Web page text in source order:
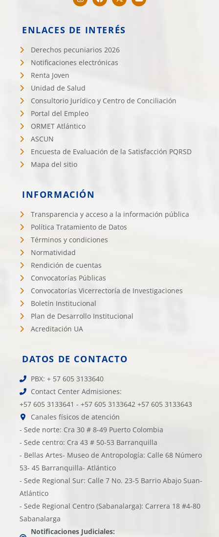
ENLACES DE INTERÉS
Derechos pecuniarios 2026
Notificaciones electrónicas
Renta Joven
Unidad de Salud
Consultorio Jurídico y Centro de Conciliación
Portal del Empleo
ORMET Atlántico
ASCUN
Encuesta de Evaluación de la Satisfacción PQRSD
Mapa del sitio
INFORMACIÓN
Transparencia y acceso a la información pública
Política Tratamiento de Datos
Términos y condiciones
Normatividad
Rendición de cuentas
Convocatorías Públicas
Convocatorías Vicerrectoría de Investigaciones
Boletín Institucional
Plan de Desarrollo Institucional
Acreditación UA
DATOS DE CONTACTO
PBX: + 57 605 3133640
Contact Center Admisiones:
+57 605 3133641 - +57 605 3133642 +57 605 3133643
Canales físicos de atención
- Sede norte: Cra 30 # 8-49 Puerto Colombia
- Sede centro: Cra 43 # 50-53 Barranquilla
- Bellas Artes- Museo de Antropología: Calle 68 Número
53- 45 Barranquilla- Atlántico
- Sede Regional Sur: Calle 7 No. 23-5 Barrio Abajo Suan-
Atlántico
- Sede Regional Centro (Sabanalarga): Carrera 18 #4-80
Sabanalarga
Notificaciones Judiciales: